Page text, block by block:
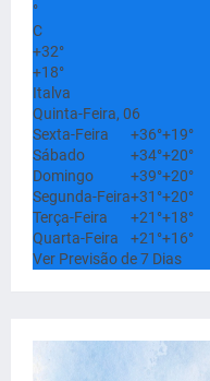
°
C
+32°
+18°
Italva
Quinta-Feira, 06
Sexta-Feira
+36°+19°
Sábado
+34°+20°
Domingo
+39°+20°
Segunda-Feira+31°+20°
Terça-Feira
+21°+18°
Quarta-Feira
+21°+16°
Ver Previsão de 7 Dias